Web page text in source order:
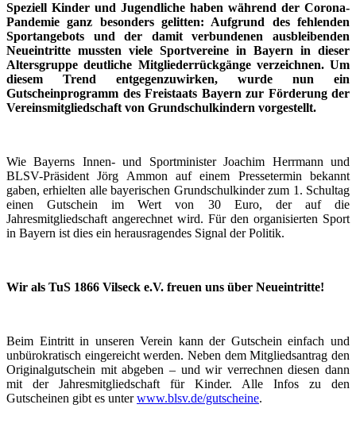
Speziell Kinder und Jugendliche haben während der Corona-
Pandemie ganz besonders gelitten: Aufgrund des fehlenden
Sportangebots und der damit verbundenen ausbleibenden
Neueintritte mussten viele Sportvereine in Bayern in dieser
Altersgruppe deutliche Mitgliederrückgänge verzeichnen. Um
diesem Trend entgegenzuwirken, wurde nun ein
Gutscheinprogramm des Freistaats Bayern zur Förderung der
Vereinsmitgliedschaft von Grundschulkindern vorgestellt.
Wie Bayerns Innen- und Sportminister Joachim Herrmann und
BLSV-Präsident Jörg Ammon auf einem Pressetermin bekannt
gaben, erhielten alle bayerischen Grundschulkinder zum 1. Schultag
einen Gutschein im Wert von 30 Euro, der auf die
Jahresmitgliedschaft angerechnet wird. Für den organisierten Sport
in Bayern ist dies ein herausragendes Signal der Politik.
Wir als TuS 1866 Vilseck e.V. freuen uns über Neueintritte!
Beim Eintritt in unseren Verein kann der Gutschein einfach und
unbürokratisch eingereicht werden. Neben dem Mitgliedsantrag den
Originalgutschein mit abgeben – und wir verrechnen diesen dann
mit der Jahresmitgliedschaft für Kinder. Alle Infos zu den
Gutscheinen gibt es unterwww.blsv.de/gutscheine.